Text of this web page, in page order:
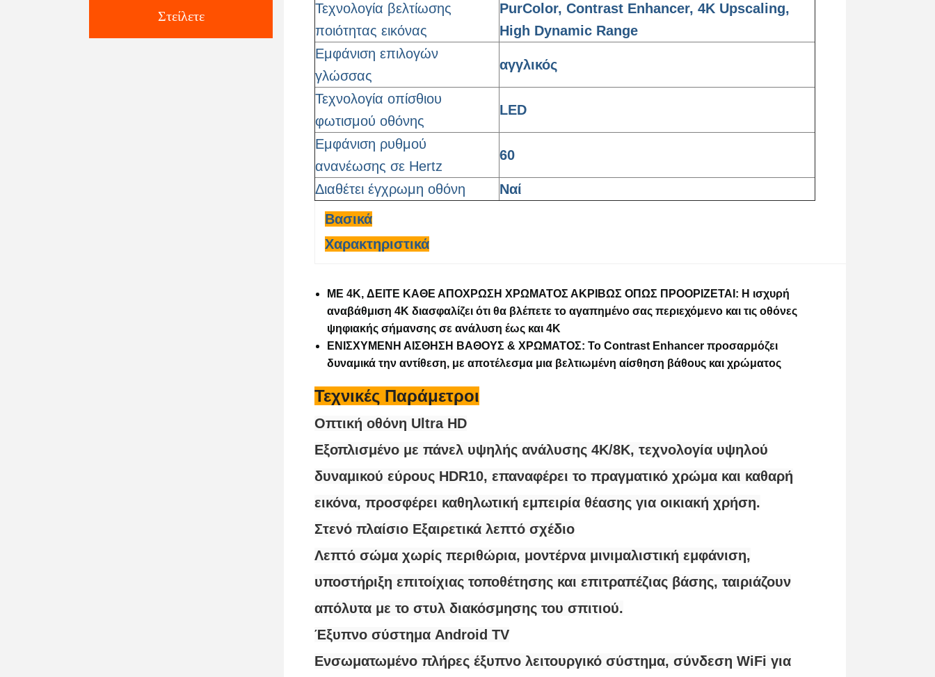
Στείλετε
Τεχνολογία βελτίωσης
ποιότητας εικόνας
PurColor, Contrast Enhancer, 4K Upscaling,
High Dynamic Range
Εμφάνιση επιλογών
γλώσσας
αγγλικός
Τεχνολογία οπίσθιου
φωτισμού οθόνης
LED
Εμφάνιση ρυθμού
ανανέωσης σε Hertz
60
Διαθέτει έγχρωμη οθόνη
Ναί
Βασικά
Χαρακτηριστικά
ΜΕ 4K, ΔΕΙΤΕ ΚΑΘΕ ΑΠΟΧΡΩΣΗ ΧΡΩΜΑΤΟΣ ΑΚΡΙΒΩΣ ΟΠΩΣ ΠΡΟΟΡΙΖΕΤΑΙ: Η ισχυρή
αναβάθμιση 4K διασφαλίζει ότι θα βλέπετε το αγαπημένο σας περιεχόμενο και τις οθόνες
ψηφιακής σήμανσης σε ανάλυση έως και 4K
ΕΝΙΣΧΥΜΕΝΗ ΑΙΣΘΗΣΗ ΒΑΘΟΥΣ & ΧΡΩΜΑΤΟΣ: Το Contrast Enhancer προσαρμόζει
δυναμικά την αντίθεση, με αποτέλεσμα μια βελτιωμένη αίσθηση βάθους και χρώματος
Τεχνικές Παράμετροι
Οπτική οθόνη Ultra HD
Εξοπλισμένο με πάνελ υψηλής ανάλυσης 4K/8K, τεχνολογία υψηλού
δυναμικού εύρους HDR10, επαναφέρει το πραγματικό χρώμα και καθαρή
εικόνα, προσφέρει καθηλωτική εμπειρία θέασης για οικιακή χρήση.
Στενό πλαίσιο Εξαιρετικά λεπτό σχέδιο
Λεπτό σώμα χωρίς περιθώρια, μοντέρνα μινιμαλιστική εμφάνιση,
υποστήριξη επιτοίχιας τοποθέτησης και επιτραπέζιας βάσης, ταιριάζουν
απόλυτα με το στυλ διακόσμησης του σπιτιού.
Έξυπνο σύστημα Android TV
Ενσωματωμένο πλήρες έξυπνο λειτουργικό σύστημα, σύνδεση WiFi για